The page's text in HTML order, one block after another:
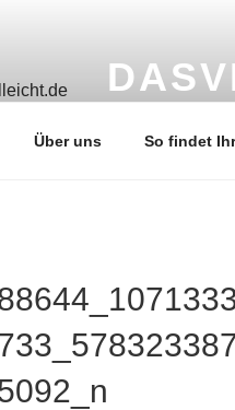
Über uns So findet